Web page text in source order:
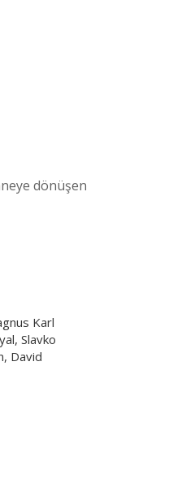
dönüşen
Karl
Slavko
David